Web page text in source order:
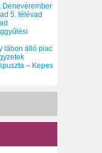
Denevérember
5. félévad
lábon álló piac
– Kepes